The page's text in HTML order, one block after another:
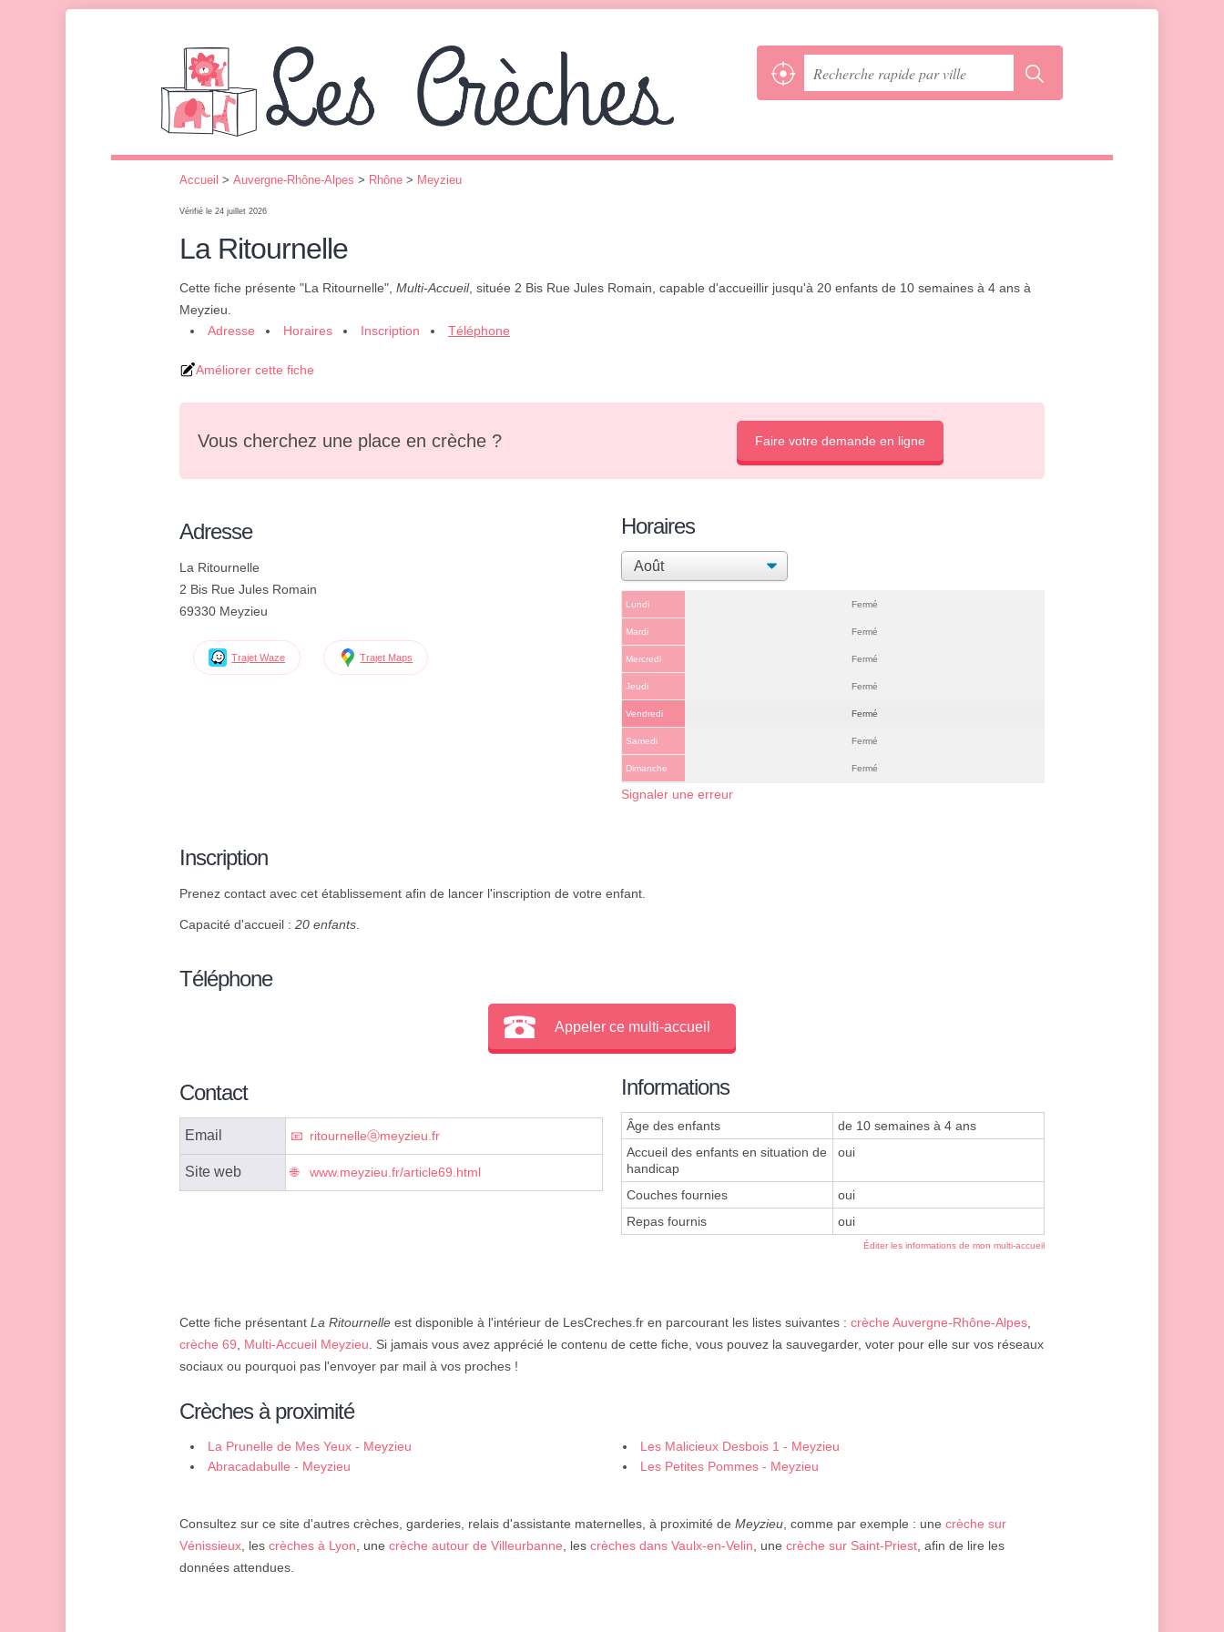
Accueil > Auvergne-Rhône-Alpes > Rhône > Meyzieu
Vérifié le 24 juillet 2026
La Ritournelle
Cette fiche présente "La Ritournelle", Multi-Accueil, située 2 Bis Rue Jules Romain, capable d'accueillir jusqu'à 20 enfants de 10 semaines à 4 ans à
Meyzieu.
Adresse
Horaires Inscription Téléphone
Améliorer cette fiche
Vous cherchez une place en crèche ? Faire votre demande en ligne
Adresse
La Ritournelle
2 Bis Rue Jules Romain
69330 Meyzieu
Trajet Waze Trajet Maps
Horaires
Lundi Fermé
Mardi Fermé
Mercredi Fermé
Jeudi Fermé
Vendredi Fermé
Samedi Fermé
Dimanche Fermé
Signaler une erreur
Inscription
Prenez contact avec cet établissement afin de lancer l'inscription de votre enfant.
Capacité d'accueil : 20 enfants
Téléphone
Appeler ce multi-accueil
Contact
Email ritournelleⓐmeyzieu.fr
Site web www.meyzieu.fr/article69.html
Informations
Âge des enfants
de 10 semaines à 4 ans
Accueil des enfants en situation de
handicap
oui
Couches fournies
oui
Repas fournis
oui
Éditer les informations de mon multi-accueil
Cette fiche présentant La Ritournelle est disponible à l'intérieur de LesCreches.fr en parcourant les listes suivantes : crèche Auvergne-Rhône-Alpes
crèche 69
Multi-Accueil Meyzieu . Si jamais vous avez apprécié le contenu de cette fiche, vous pouvez la sauvegarder, voter pour elle sur vos réseaux
sociaux ou pourquoi pas l'envoyer par mail à vos proches !
Crèches à proximité
La Prunelle de Mes Yeux - Meyzieu
Les Malicieux Desbois 1 - Meyzieu
Abracadabulle - Meyzieu
Les Petites Pommes - Meyzieu
Consultez sur ce site d'autres crèches, garderies, relais d'assistante maternelles, à proximité de Meyzieu , comme par exemple : une crèche sur
Vénissieux , les crèches à Lyon , une crèche autour de Villeurbanne , les crèches dans Vaulx-en-Velin , une crèche sur Saint-Priest , afin de lire les
données attendues.